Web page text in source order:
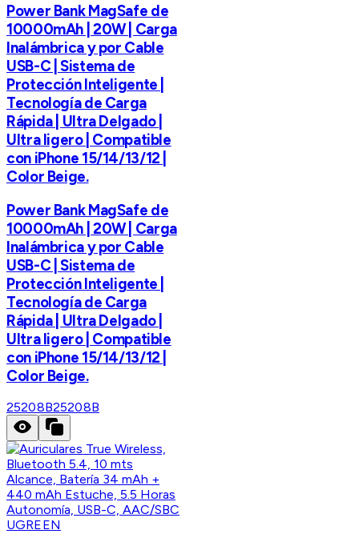
Power Bank MagSafe de
10000mAh | 20W | Carga
Inalámbrica y por Cable
USB-C | Sistema de
Protección Inteligente |
Tecnología de Carga
Rápida | Ultra Delgado |
Ultra ligero | Compatible
con iPhone 15/14/13/12 |
Color Beige.
Power Bank MagSafe de
10000mAh | 20W | Carga
Inalámbrica y por Cable
USB-C | Sistema de
Protección Inteligente |
Tecnología de Carga
Rápida | Ultra Delgado |
Ultra ligero | Compatible
con iPhone 15/14/13/12 |
Color Beige.
25208B25208B
UGREEN